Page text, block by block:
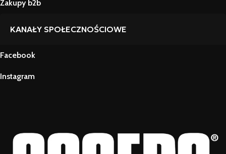
Zakupy b2b
KANAŁY SPOŁECZNOŚCIOWE
Facebook
Instagram